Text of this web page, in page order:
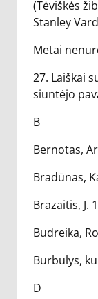
(Tėviškės
Stanley
Metai
27. Laiškai
siuntėjo
B
Bernotas,
Bradūnas,
Brazaitis, J.
Budreika,
Burbulys,
D